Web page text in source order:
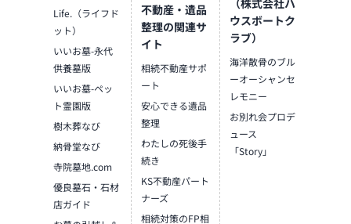
Life.（ライフド
ット）
いいお墓-永代
供養墓版
いいお墓-ペッ
ト霊園版
樹木葬なび
納骨堂なび
寺院墓地.com
優良墓石・石材
店ガイド
不動産・遺品
整理の関連サ
イト
相続不動産サポ
ート
安心できる遺品
整理
わたしの死後手
続き
KS不動産パート
ナーズ
相続対策のFP相
ウスボートク
ラブ）
海洋散骨のブル
ーオーシャンセ
レモニー
お別れ会プロデ
ュース
「Story」